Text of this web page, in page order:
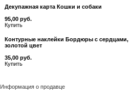
Декупажная карта Кошки и собаки
95,00 руб.
Купить
Контурные наклейки Бордюры с сердцами,
золотой цвет
35,00 руб.
Купить
Информация о продавце